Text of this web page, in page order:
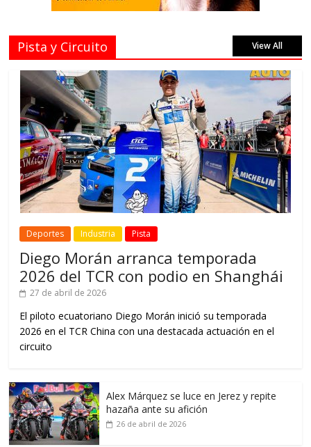
Pista y Circuito View All
Deportes Industria Pista
Diego Morán arranca temporada
2026 del TCR con podio en Shanghái
27 de abril de 2026
El piloto ecuatoriano Diego Morán inició su temporada
2026 en el TCR China con una destacada actuación en el
circuito
Alex Márquez se luce en Jerez y repite
hazaña ante su afición
26 de abril de 2026